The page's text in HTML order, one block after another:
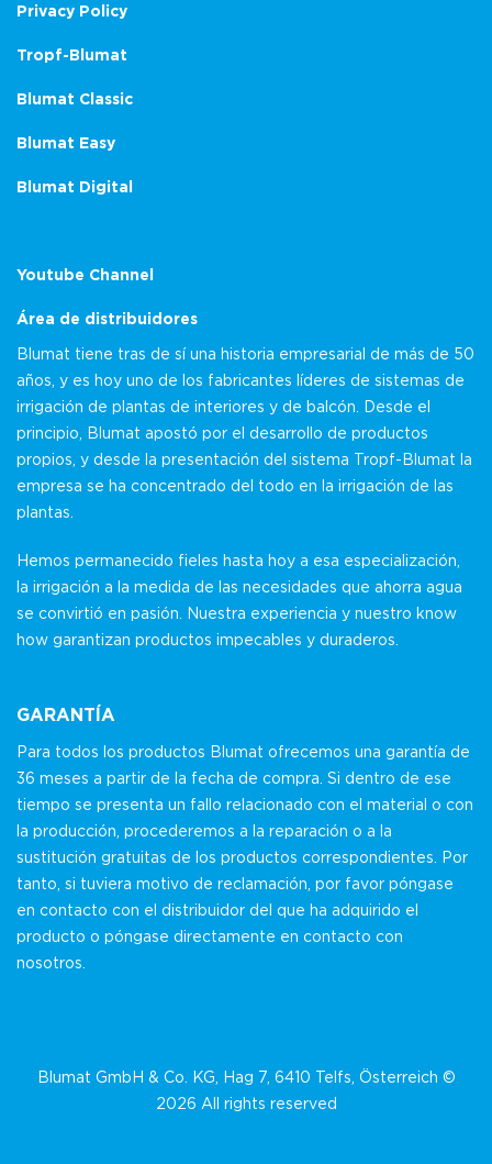
Privacy Policy
Tropf-Blumat
Blumat Classic
Blumat Easy
Blumat Digital
Youtube Channel
Área de distribuidores
Blumat tiene tras de sí una historia empresarial de más de 50
años, y es hoy uno de los fabricantes líderes de sistemas de
irrigación de plantas de interiores y de balcón. Desde el
principio, Blumat apostó por el desarrollo de productos
propios, y desde la presentación del sistema Tropf-Blumat la
empresa se ha concentrado del todo en la irrigación de las
plantas.
Hemos permanecido fieles hasta hoy a esa especialización,
la irrigación a la medida de las necesidades que ahorra agua
se convirtió en pasión. Nuestra experiencia y nuestro know
how garantizan productos impecables y duraderos.
GARANTÍA
Para todos los productos Blumat ofrecemos una garantía de
36 meses a partir de la fecha de compra. Si dentro de ese
tiempo se presenta un fallo relacionado con el material o con
la producción, procederemos a la reparación o a la
sustitución gratuitas de los productos correspondientes. Por
tanto, si tuviera motivo de reclamación, por favor póngase
en contacto con el distribuidor del que ha adquirido el
producto o póngase directamente en contacto con
nosotros.
Blumat GmbH & Co. KG, Hag 7, 6410 Telfs, Österreich ©
2026 All rights reserved